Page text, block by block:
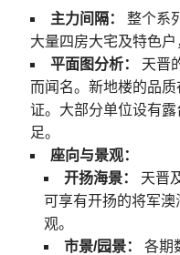
主力间隔：
整个系
大量四房大宅及特色户
平面图分析：
天晋
而闻名。新地楼的品
证。大部分单位设有
足。
座向与景观：
开扬海景：
天晋
可享有开扬的将军
观。
市景/园景：
各期